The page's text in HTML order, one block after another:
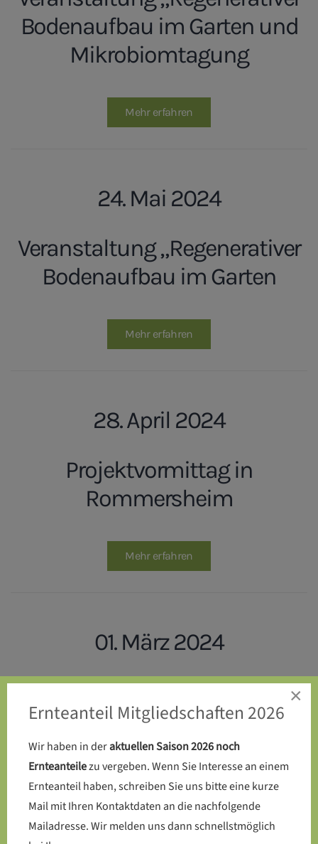
Bodenaufbau im Garten und
Mikrobiomtagung
Mehr erfahren
24. Mai 2024
Veranstaltung „Regenerativer
Bodenaufbau im Garten
Mehr erfahren
28. April 2024
Projektvormittag in
Rommersheim
Mehr erfahren
01. März 2024
Endlich: Die Kompost-Toilette
wird auf dem SoLaWi-Acker
errichtet
Mehr erfahren
×
Ernteanteil Mitgliedschaften 2026
Wir haben in deraktuellen Saison 2026 noch
Ernteanteilezu vergeben. Wenn Sie Interesse an einem
Ernteanteil haben, schreiben Sie uns bitte eine kurze
Mail mit Ihren Kontaktdaten an die nachfolgende
Mailadresse. Wir melden uns dann schnellstmöglich